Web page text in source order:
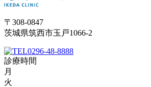
〒308-0847
茨城県筑西市玉戸1066-2
0296-48-8888
診療時間
月
火